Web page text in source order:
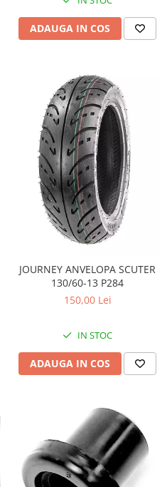
ADAUGA IN COS
JOURNEY ANVELOPA SCUTER
130/60-13 P284
150,00 Lei
IN STOC
ADAUGA IN COS